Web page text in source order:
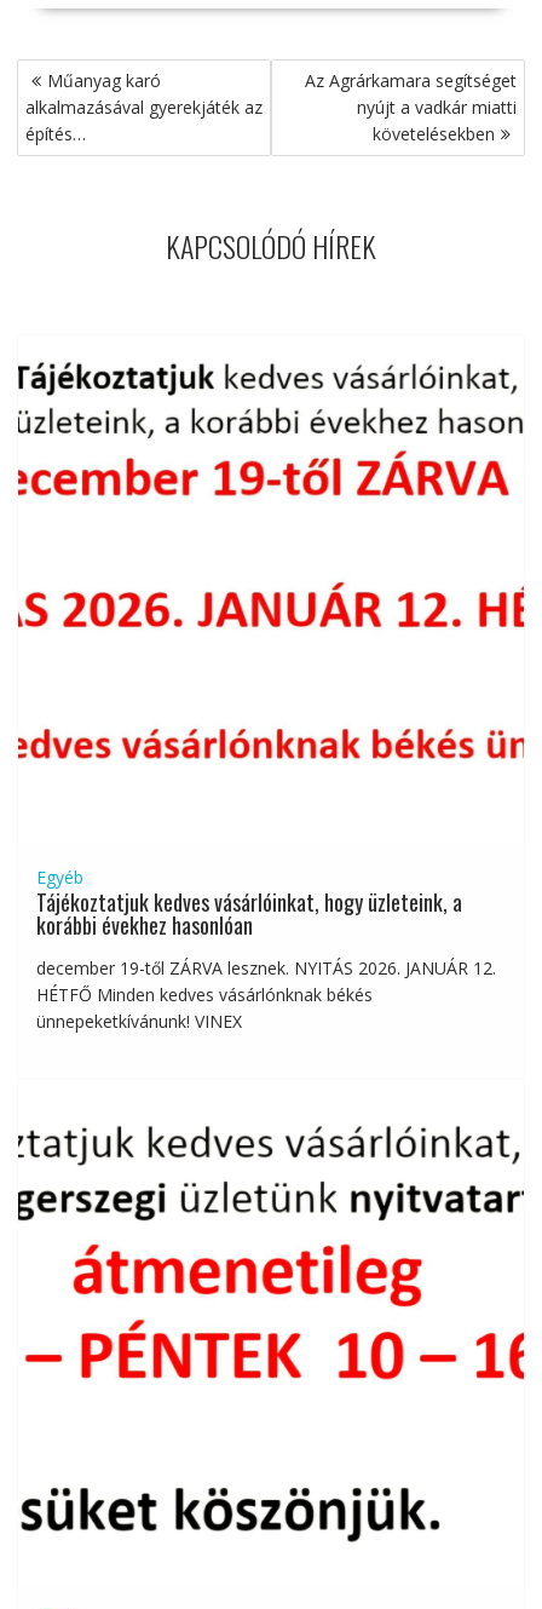
Bejegyzés
navigáció
Műanyag karó
alkalmazásával gyerekjáték az
építés…
Az Agrárkamara segítséget
nyújt a vadkár miatti
követelésekben
KAPCSOLÓDÓ HÍREK
Egyéb
Tájékoztatjuk kedves vásárlóinkat, hogy üzleteink, a
korábbi évekhez hasonlóan
december 19-től ZÁRVA lesznek. NYITÁS 2026. JANUÁR 12.
HÉTFŐ Minden kedves vásárlónknak békés
ünnepeketkívánunk! VINEX